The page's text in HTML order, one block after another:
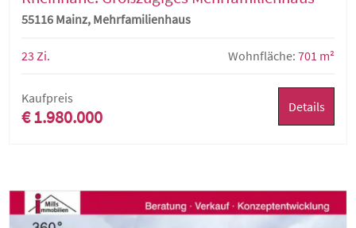
mit 7 Wohnungen in Top-Lage von Mainz
55116 Mainz, Mehrfamilienhaus
23 Zi. Wohnfläche: 701 m²
Kaufpreis
€ 1.980.000 Details